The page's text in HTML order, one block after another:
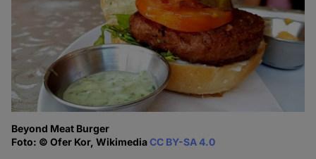
Beyond Meat Burger
Foto: © Ofer Kor, WikimediaCC BY-SA 4.0